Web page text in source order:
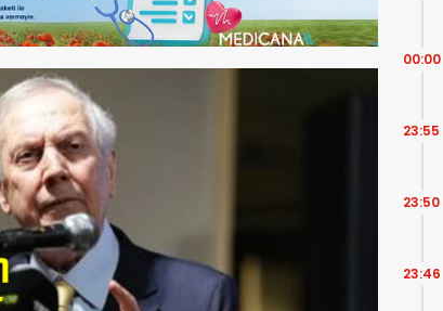
00:00
23:55
23:50
23:46